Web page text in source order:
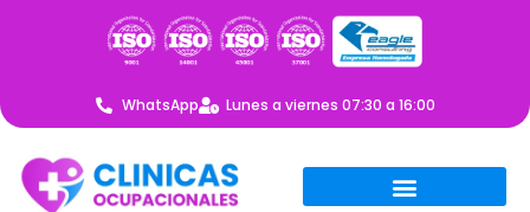
WhatsApp Lunes a viernes 07:30 a 16:00